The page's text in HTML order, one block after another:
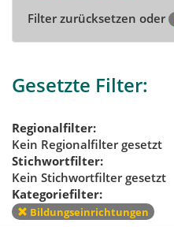
Filter zurücksetzen oder
Gesetzte Filter:
Regionalfilter:
Kein Regionalfilter gesetzt
Stichwortfilter:
Kein Stichwortfilter gesetzt
Kategoriefilter:
Bildungseinrichtungen